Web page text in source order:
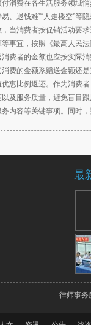
付消费在各生活服务领域
易、退钱难”“人走楼空”等
，当消费者按促销活动要
等事宜，按照《最高人民
消费者的金额也应按实际
消费的金额系赠送金额还
优惠比例返还。作为消费
以及服务质量，避免盲目
务内容等关键事项。同时
最
律师事务